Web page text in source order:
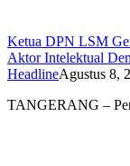
Ketua DPN LSM
Aktor Intelektual
HeadlineAgustus 8,
TANGERANG –